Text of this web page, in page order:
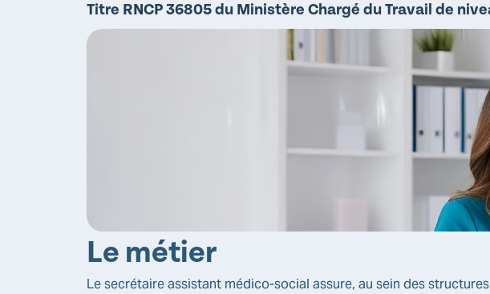
Titre RNCP 36805 du Ministère Chargé du Travail de
Le métier
Le secrétaire assistant médico-social assure, au sein des